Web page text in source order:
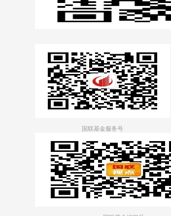
国联基金服务号